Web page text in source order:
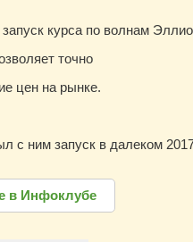
курса по волнам
точно
цен на рынке.
ним запуск в далеком
в Инфоклубе